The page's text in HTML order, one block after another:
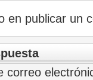
en publicar un
correo